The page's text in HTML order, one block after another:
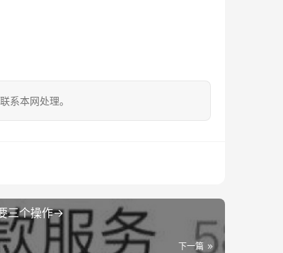
系本网处理。
三个操作→
下一篇